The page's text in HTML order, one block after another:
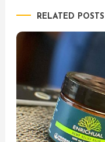
RELATED POSTS